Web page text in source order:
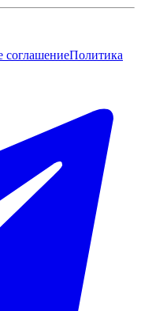
соглашениеПолитика